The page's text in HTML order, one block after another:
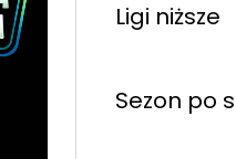
Ligi niższe
Sezon po